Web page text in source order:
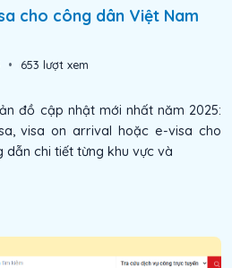
cho công dân Việt Nam
• 653 lượt xem
đồ cập nhật mới nhất năm 2025:
visa on arrival hoặc e-visa cho
dẫn chi tiết từng khu vực và